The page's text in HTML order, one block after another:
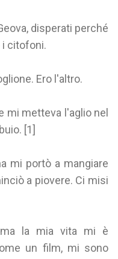
disperati perché
i citofoni.
Ero l'altro.
mi metteva l'aglio nel
[1]
mi portò a mangiare
a piovere. Ci misi
la mia vita mi è
un film, mi sono